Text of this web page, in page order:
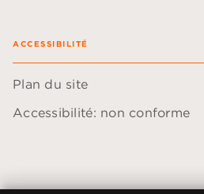
ACCESSIBILITÉ
Plan du site
Accessibilité: non conforme